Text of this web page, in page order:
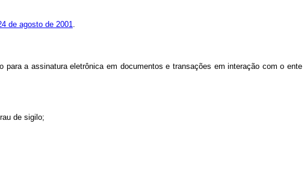
de agosto de 2001.
a assinatura eletrônica em documentos e transações em interação com o ente
de sigilo;